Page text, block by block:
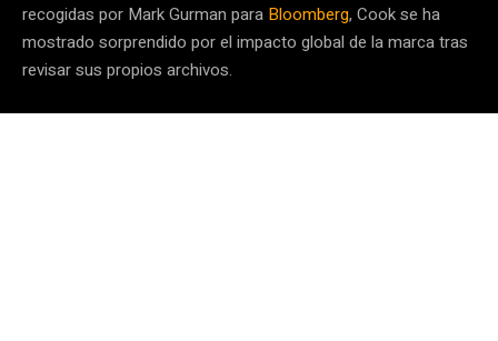
recogidas por Mark Gurman para Bloomberg, Cook se ha
mostrado sorprendido por el impacto global de la marca tras
revisar sus propios archivos.